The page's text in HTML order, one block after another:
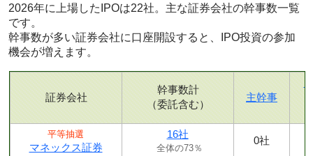
2026年に上場したIPOは22社。主な証券会社の幹事数一覧
です。
幹事数が多い証券会社に口座開設すると、IPO投資の参加
機会が増えます。
証券会社
幹事数計
（委託含む）
主幹事
平等抽選
マネックス証券
16社
全体の73％
0社